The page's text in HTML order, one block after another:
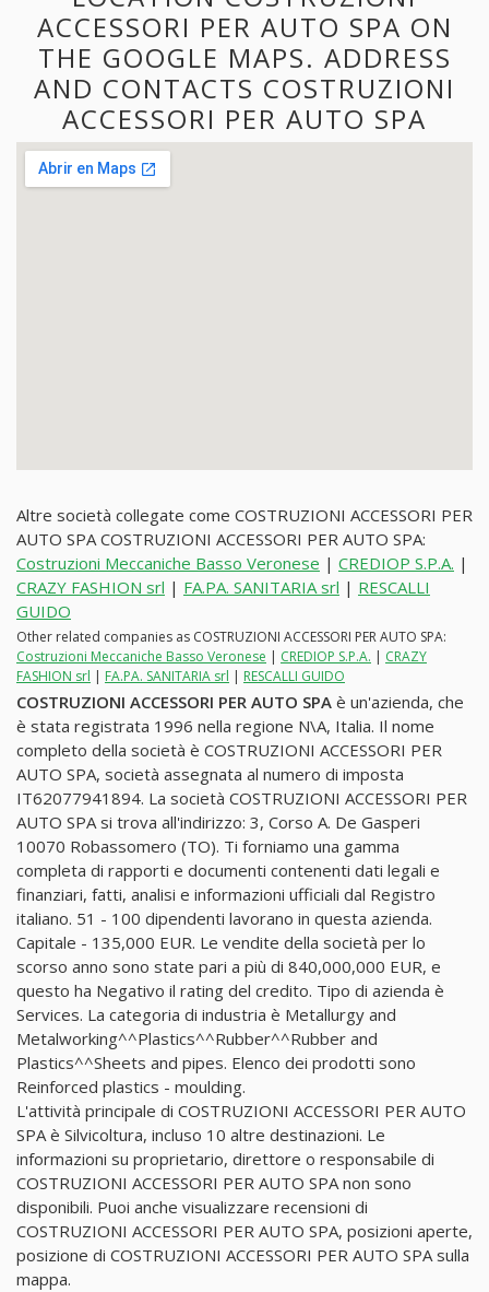
ACCESSORI PER AUTO SPA ON
THE GOOGLE MAPS. ADDRESS
AND CONTACTS COSTRUZIONI
ACCESSORI PER AUTO SPA
Altre società collegate come COSTRUZIONI ACCESSORI PER
AUTO SPA COSTRUZIONI ACCESSORI PER AUTO SPA:
Costruzioni Meccaniche Basso Veronese | CREDIOP S.P.A. |
CRAZY FASHION srl | FA.PA. SANITARIA srl | RESCALLI
GUIDO
Other related companies as COSTRUZIONI ACCESSORI PER AUTO SPA:
Costruzioni Meccaniche Basso Veronese | CREDIOP S.P.A. | CRAZY
FASHION srl | FA.PA. SANITARIA srl | RESCALLI GUIDO
COSTRUZIONI ACCESSORI PER AUTO SPA è un'azienda, che
è stata registrata 1996 nella regione N\A, Italia. Il nome
completo della società è COSTRUZIONI ACCESSORI PER
AUTO SPA, società assegnata al numero di imposta
IT62077941894. La società COSTRUZIONI ACCESSORI PER
AUTO SPA si trova all'indirizzo: 3, Corso A. De Gasperi
10070 Robassomero (TO). Ti forniamo una gamma
completa di rapporti e documenti contenenti dati legali e
finanziari, fatti, analisi e informazioni ufficiali dal Registro
italiano. 51 - 100 dipendenti lavorano in questa azienda.
Capitale - 135,000 EUR. Le vendite della società per lo
scorso anno sono state pari a più di 840,000,000 EUR, e
questo ha Negativo il rating del credito. Tipo di azienda è
Services. La categoria di industria è Metallurgy and
Metalworking^^Plastics^^Rubber^^Rubber and
Plastics^^Sheets and pipes. Elenco dei prodotti sono
Reinforced plastics - moulding.
L'attività principale di COSTRUZIONI ACCESSORI PER AUTO
SPA è Silvicoltura, incluso 10 altre destinazioni. Le
informazioni su proprietario, direttore o responsabile di
COSTRUZIONI ACCESSORI PER AUTO SPA non sono
disponibili. Puoi anche visualizzare recensioni di
COSTRUZIONI ACCESSORI PER AUTO SPA, posizioni aperte,
posizione di COSTRUZIONI ACCESSORI PER AUTO SPA sulla
mappa.